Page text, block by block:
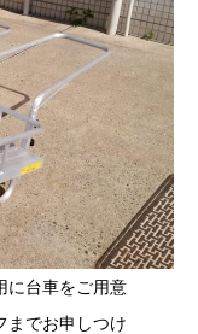
に台車をご用意
までお申しつけ